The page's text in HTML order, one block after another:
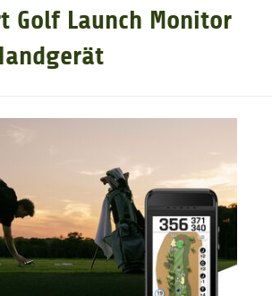
Golf Launch Monitor